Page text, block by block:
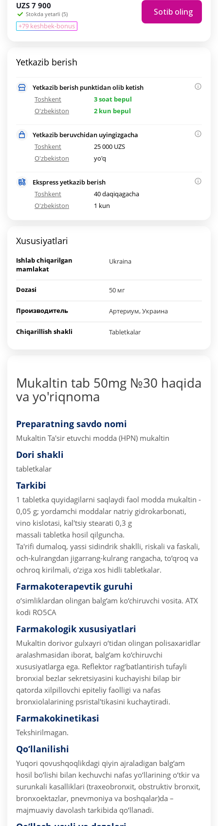
UZS 7 900
Stokda yetarli (5)
+79 keshbek-bonus
Sotib oling
Yetkazib berish
Yetkazib berish punktidan olib ketish
Toshkent
3 soat bepul
O'zbekiston
2 kun bepul
Yetkazib beruvchidan uyingizgacha
Toshkent
25 000 UZS
O'zbekiston
yo'q
Ekspress yetkazib berish
Toshkent
40 daqiqagacha
O'zbekiston
1 kun
Xususiyatlari
Ishlab chiqarilgan
mamlakat
Ukraina
Dozasi 50 мг
Производитель Артериум, Украина
Chiqarillish shakli Tabletkalar
Mukaltin tab 50mg №30 haqida
va yo'riqnoma
Preparatning savdo nomi
Mukaltin Ta'sir etuvchi modda (HPN) mukaltin
Dori shakli
tabletkalar
Tarkibi
1 tabletka quyidagilarni saqlaydi faol modda mukaltin -
0,05 g; yordamchi moddalar natriy gidrokarbonati,
vino kislotasi, kal'tsiy stearati 0,3 g
massali tabletka hosil qilguncha.
Ta'rifi dumaloq, yassi sidindrik shaklli, riskali va faskali,
och-kulrangdan jigarrang-kulrang rangacha, to‘qroq va
ochroq kirilmali, o‘ziga xos hidli tabletkalar.
Farmakoterapevtik guruhi
o‘simliklardan olingan balg‘am ko‘chiruvchi vosita. ATX
kodi RO5CA
Farmakologik xususiyatlari
Mukaltin dorivor gulxayri o‘tidan olingan polisaxaridlar
aralashmasidan iborat, balg‘am ko‘chiruvchi
xususiyatlarga ega. Reflektor rag‘batlantirish tufayli
bronxial bezlar sekretsiyasini kuchayishi bilap bir
qatorda xilpillovchi epiteliy faolligi va nafas
bronxiolalarining psristal'tikasini kuchaytiradi.
Farmakokinetikasi
Tekshirilmagan.
Qo‘llanilishi
Yuqori qovushqoqlikdagi qiyin ajraladigan balg‘am
hosil bo‘lishi bilan kechuvchi nafas yo‘llarining o‘tkir va
surunkali kasalliklari (traxeobronxit, obstruktiv bronxit,
bronxoektazlar, pnevmoniya va boshqalar)da –
majmuaviy davolash tarkibida qo‘llanadi.